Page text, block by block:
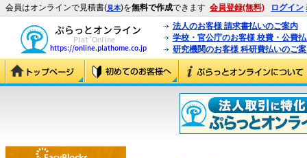
会員はオンラインで見積書(見本)を無料で作成できます 会員登録(無料) ログイン
法人のお客様 請求書払いのご案内
学校・官公庁のお客様 校費・公費
研究機関のお客様 科研費払いのご